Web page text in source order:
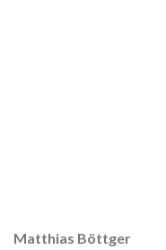
Matthias Böttger